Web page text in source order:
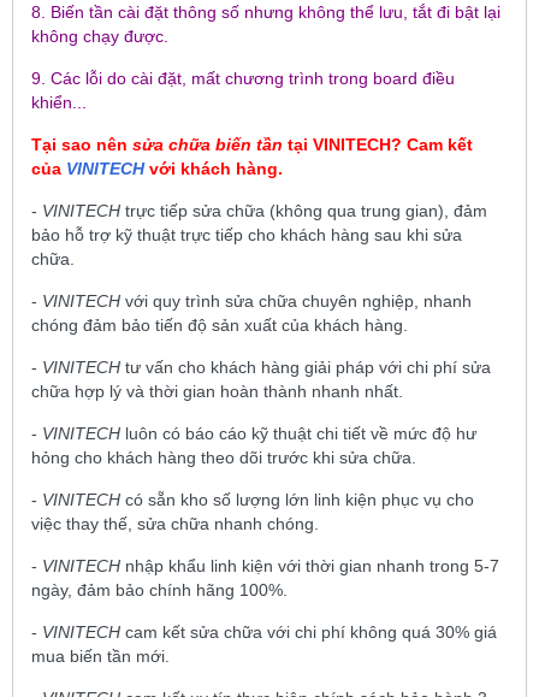
8. Biến tần cài đặt thông số nhưng không thể lưu, tắt đi bật lại
không chạy được.
9. Các lỗi do cài đặt, mất chương trình trong board điều
khiển...
Tại sao nên sửa chữa biến tần tại VINITECH? Cam kết
của VINITECHvới khách hàng.
- VINITECH trực tiếp sửa chữa (không qua trung gian), đảm
bảo hỗ trợ kỹ thuật trực tiếp cho khách hàng sau khi sửa
chữa.
- VINITECH với quy trình sửa chữa chuyên nghiệp, nhanh
chóng đảm bảo tiến độ sản xuất của khách hàng.
- VINITECH tư vấn cho khách hàng giải pháp với chi phí sửa
chữa hợp lý và thời gian hoàn thành nhanh nhất.
- VINITECH luôn có báo cáo kỹ thuật chi tiết về mức độ hư
hỏng cho khách hàng theo dõi trước khi sửa chữa.
- VINITECH có sẵn kho số lượng lớn linh kiện phục vụ cho
việc thay thế, sửa chữa nhanh chóng.
- VINITECH nhập khẩu linh kiện với thời gian nhanh trong 5-7
ngày, đảm bảo chính hãng 100%.
- VINITECH cam kết sửa chữa với chi phí không quá 30% giá
mua biến tần mới.